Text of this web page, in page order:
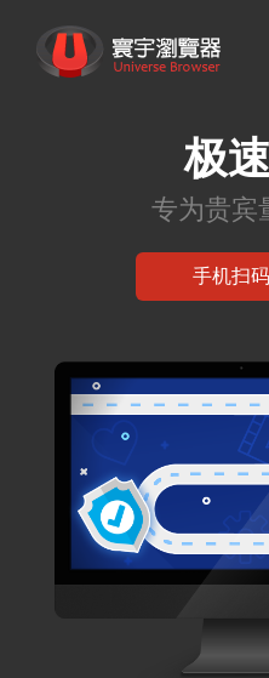
寰宇浏览器 - 全网
证，值得信赖的浏
Posts
12
by
寰宇浏览器喜迎